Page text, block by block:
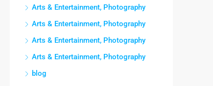
Arts & Entertainment, Photography
Arts & Entertainment, Photography
Arts & Entertainment, Photography
Arts & Entertainment, Photography
blog